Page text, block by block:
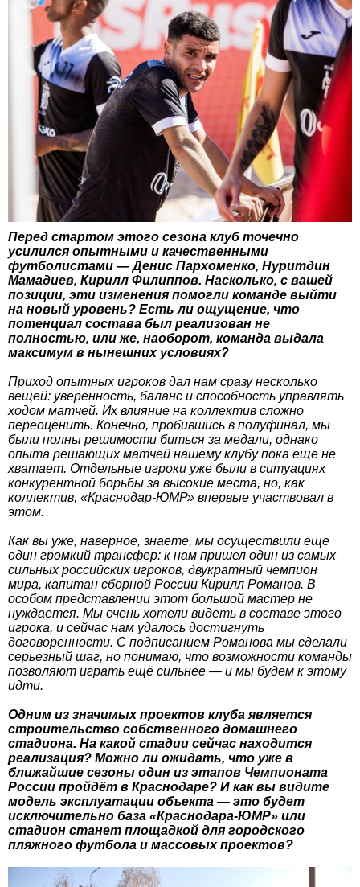
Перед стартом этого сезона клуб точечно
усилился опытными и качественными
футболистами — Денис Пархоменко, Нуритдин
Мамадиев, Кирилл Филиппов. Насколько, с вашей
позиции, эти изменения помогли команде выйти
на новый уровень? Есть ли ощущение, что
потенциал состава был реализован не
полностью, или же, наоборот, команда выдала
максимум в нынешних условиях?
Приход опытных игроков дал нам сразу несколько
вещей: уверенность, баланс и способность управлять
ходом матчей. Их влияние на коллектив сложно
переоценить. Конечно, пробившись в полуфинал, мы
были полны решимости биться за медали, однако
опыта решающих матчей нашему клубу пока еще не
хватает. Отдельные игроки уже были в ситуациях
конкурентной борьбы за высокие места, но, как
коллектив, «Краснодар-ЮМР» впервые участвовал в
этом.
Как вы уже, наверное, знаете, мы осуществили еще
один громкий трансфер: к нам пришел один из самых
сильных российских игроков, двукратный чемпион
мира, капитан сборной России Кирилл Романов. В
особом представлении этот большой мастер не
нуждается. Мы очень хотели видеть в составе этого
игрока, и сейчас нам удалось достигнуть
договоренности. С подписанием Романова мы сделали
серьезный шаг, но понимаю, что возможности команды
позволяют играть ещё сильнее — и мы будем к этому
идти.
Одним из значимых проектов клуба является
строительство собственного домашнего
стадиона. На какой стадии сейчас находится
реализация? Можно ли ожидать, что уже в
ближайшие сезоны один из этапов Чемпионата
России пройдёт в Краснодаре? И как вы видите
модель эксплуатации объекта — это будет
исключительно база «Краснодара-ЮМР» или
стадион станет площадкой для городского
пляжного футбола и массовых проектов?